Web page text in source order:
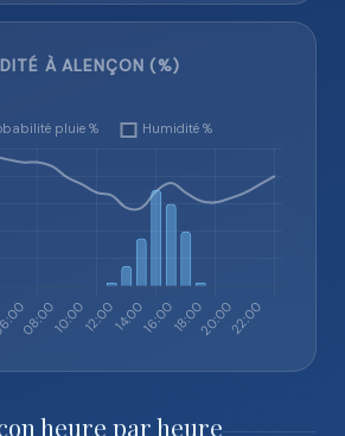
À ALENÇON (%)
heure par heure